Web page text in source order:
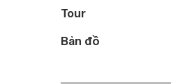
Tour
Bản đồ